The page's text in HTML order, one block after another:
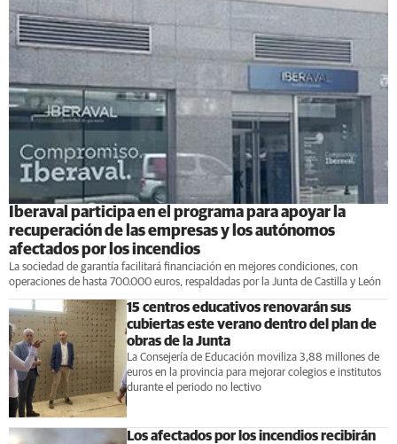
Iberaval participa en el programa para apoyar la
recuperación de las empresas y los autónomos
afectados por los incendios
La sociedad de garantía facilitará financiación en mejores condiciones, con
operaciones de hasta 700.000 euros, respaldadas por la Junta de Castilla y León
15 centros educativos renovarán sus
cubiertas este verano dentro del plan de
obras de la Junta
La Consejería de Educación moviliza 3,88 millones de
euros en la provincia para mejorar colegios e institutos
durante el periodo no lectivo
Los afectados por los incendios recibirán